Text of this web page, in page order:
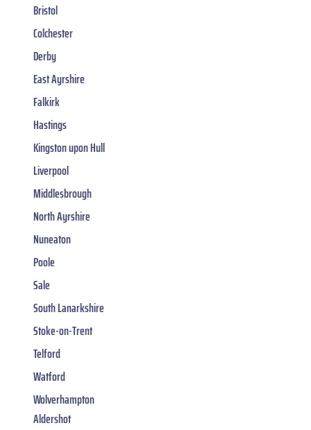
Bristol
Colchester
Derby
East Ayrshire
Falkirk
Hastings
Kingston upon Hull
Liverpool
Middlesbrough
North Ayrshire
Nuneaton
Poole
Sale
South Lanarkshire
Stoke-on-Trent
Telford
Watford
Wolverhampton
Aldershot